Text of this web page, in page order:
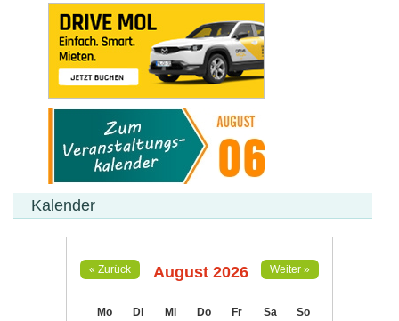
Kalender
« Zurück August 2026 Weiter »
Mo Di Mi Do Fr Sa So